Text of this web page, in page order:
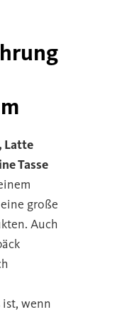
Latte
Tasse
große
Auch
wenn